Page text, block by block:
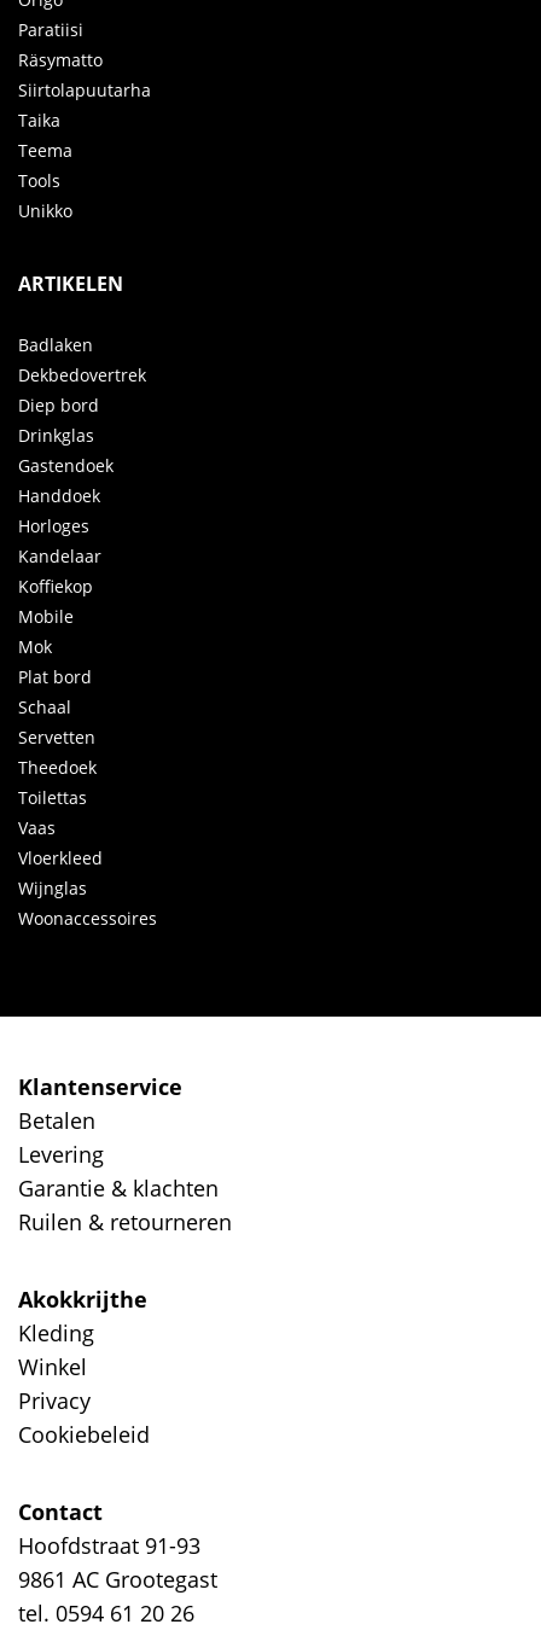
Paratiisi
Räsymatto
Siirtolapuutarha
Taika
Teema
Tools
Unikko
ARTIKELEN
Badlaken
Dekbedovertrek
Diep bord
Drinkglas
Gastendoek
Handdoek
Horloges
Kandelaar
Koffiekop
Mobile
Mok
Plat bord
Schaal
Servetten
Theedoek
Toilettas
Vaas
Vloerkleed
Wijnglas
Woonaccessoires
Klantenservice
Betalen
Levering
Garantie & klachten
Ruilen & retourneren
Akokkrijthe
Kleding
Winkel
Privacy
Cookiebeleid
Contact
Hoofdstraat 91-93
9861 AC Grootegast
tel. 0594 61 20 26